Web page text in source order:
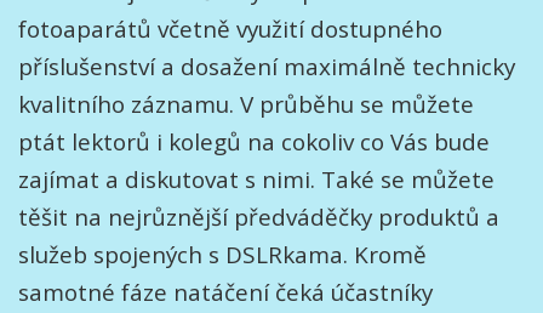
fotoaparátů včetně využití dostupného
příslušenství a dosažení maximálně technicky
kvalitního záznamu. V průběhu se můžete
ptát lektorů i kolegů na cokoliv co Vás bude
zajímat a diskutovat s nimi. Také se můžete
těšit na nejrůznější předváděčky produktů a
služeb spojených s DSLRkama. Kromě
samotné fáze natáčení čeká účastníky